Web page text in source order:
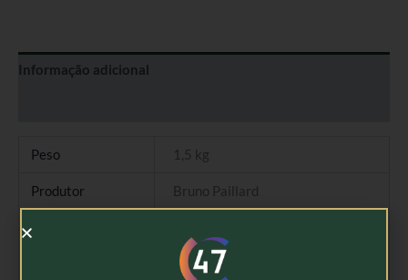
Informação adicional
Peso 1,5 kg
Produtor Bruno Paillard
Tipo
NV